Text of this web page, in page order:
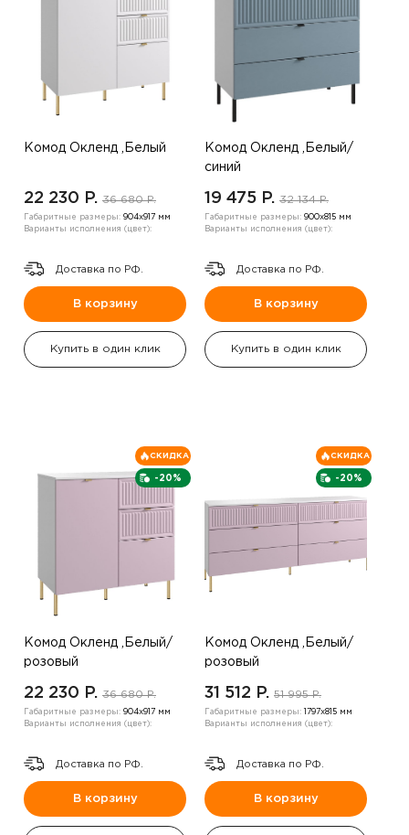
Комод Окленд ,Белый
22 230 P. 36 680 P.
Габаритные размеры: 904х917 мм
Варианты исполнения (цвет):
Доставка по РФ.
В корзину
Купить в один клик
Комод Окленд ,Белый/
синий
19 475 P. 32 134 P.
Габаритные размеры: 900х815 мм
Варианты исполнения (цвет):
Доставка по РФ.
В корзину
Купить в один клик
-20%
СКИДКА
Комод Окленд ,Белый/
розовый
22 230 P. 36 680 P.
Габаритные размеры: 904х917 мм
Варианты исполнения (цвет):
Доставка по РФ.
В корзину
-20%
СКИДКА
Комод Окленд ,Белый/
розовый
31 512 P. 51 995 P.
Габаритные размеры:
1797х815 мм
Варианты исполнения (цвет):
Доставка по РФ.
В корзину